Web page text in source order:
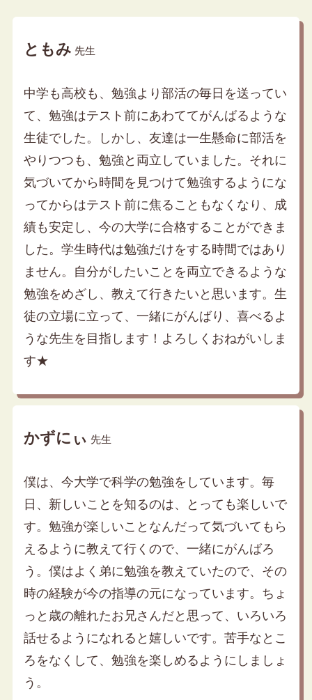
ともみ 先生
中学も高校も、勉強より部活の毎日を送ってい
て、勉強はテスト前にあわててがんばるような
生徒でした。しかし、友達は一生懸命に部活を
やりつつも、勉強と両立していました。それに
気づいてから時間を見つけて勉強するようにな
ってからはテスト前に焦ることもなくなり、成
績も安定し、今の大学に合格することができま
した。学生時代は勉強だけをする時間ではあり
ません。自分がしたいことを両立できるような
勉強をめざし、教えて行きたいと思います。生
徒の立場に立って、一緒にがんばり、喜べるよ
うな先生を目指します！よろしくおねがいしま
す★
かずにぃ 先生
僕は、今大学で科学の勉強をしています。毎
日、新しいことを知るのは、とっても楽しいで
す。勉強が楽しいことなんだって気づいてもら
えるように教えて行くので、一緒にがんばろ
う。僕はよく弟に勉強を教えていたので、その
時の経験が今の指導の元になっています。ちょ
っと歳の離れたお兄さんだと思って、いろいろ
話せるようになれると嬉しいです。苦手なとこ
ろをなくして、勉強を楽しめるようにしましょ
う。